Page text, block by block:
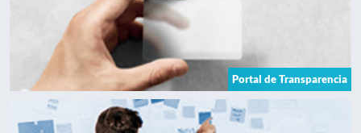
Portal de Transparencia